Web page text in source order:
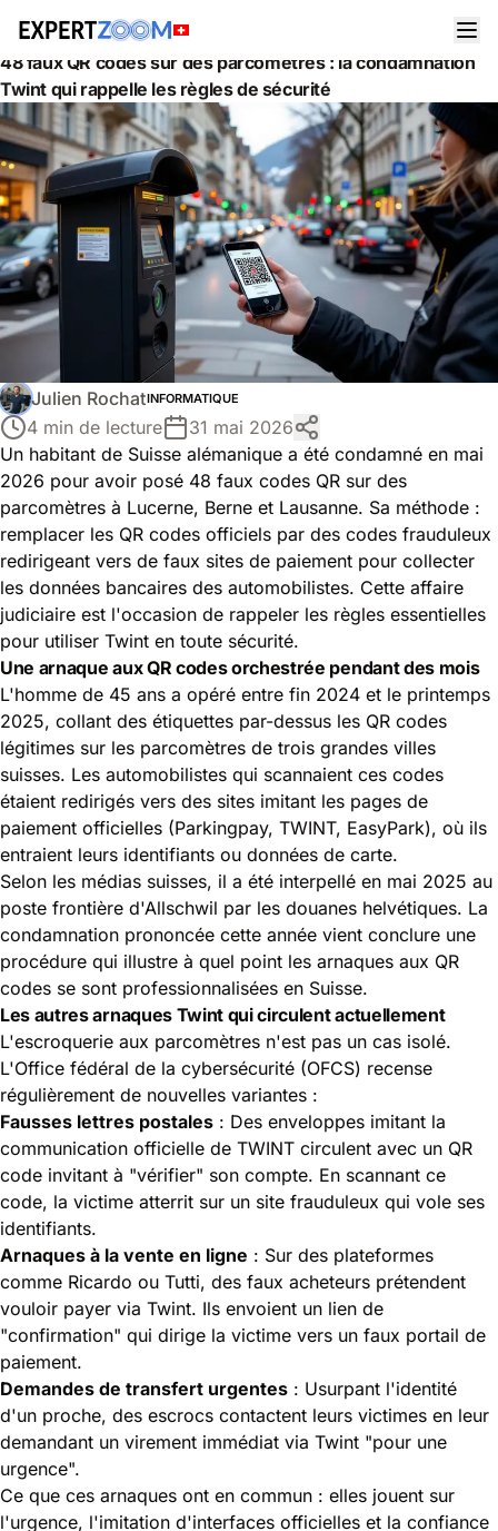
Actualités
Informatique
48 faux QR codes sur des parcomètres : la condamnation
Twint qui rappelle les règles de sécurité
Julien RochatINFORMATIQUE
4 min de lecture
31 mai 2026
Un habitant de Suisse alémanique a été condamné en mai
2026 pour avoir posé 48 faux codes QR sur des
parcomètres à Lucerne, Berne et Lausanne. Sa méthode :
remplacer les QR codes officiels par des codes frauduleux
redirigeant vers de faux sites de paiement pour collecter
les données bancaires des automobilistes. Cette affaire
judiciaire est l'occasion de rappeler les règles essentielles
pour utiliser Twint en toute sécurité.
Une arnaque aux QR codes orchestrée pendant des mois
L'homme de 45 ans a opéré entre fin 2024 et le printemps
2025, collant des étiquettes par-dessus les QR codes
légitimes sur les parcomètres de trois grandes villes
suisses. Les automobilistes qui scannaient ces codes
étaient redirigés vers des sites imitant les pages de
paiement officielles (Parkingpay, TWINT, EasyPark), où ils
entraient leurs identifiants ou données de carte.
Selon les médias suisses, il a été interpellé en mai 2025 au
poste frontière d'Allschwil par les douanes helvétiques. La
condamnation prononcée cette année vient conclure une
procédure qui illustre à quel point les arnaques aux QR
codes se sont professionnalisées en Suisse.
Les autres arnaques Twint qui circulent actuellement
L'escroquerie aux parcomètres n'est pas un cas isolé.
L'Office fédéral de la cybersécurité (OFCS) recense
régulièrement de nouvelles variantes :
Fausses lettres postales : Des enveloppes imitant la
communication officielle de TWINT circulent avec un QR
code invitant à "vérifier" son compte. En scannant ce
code, la victime atterrit sur un site frauduleux qui vole ses
identifiants.
Arnaques à la vente en ligne : Sur des plateformes
comme Ricardo ou Tutti, des faux acheteurs prétendent
vouloir payer via Twint. Ils envoient un lien de
"confirmation" qui dirige la victime vers un faux portail de
paiement.
Demandes de transfert urgentes : Usurpant l'identité
d'un proche, des escrocs contactent leurs victimes en leur
demandant un virement immédiat via Twint "pour une
urgence".
Ce que ces arnaques ont en commun : elles jouent sur
l'urgence, l'imitation d'interfaces officielles et la confiance